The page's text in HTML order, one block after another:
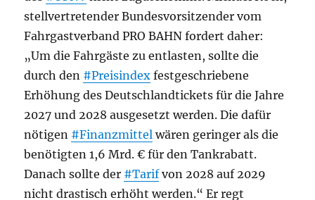
stellvertretender Bundesvorsitzender vom
Fahrgastverband PRO BAHN fordert daher:
„Um die Fahrgäste zu entlasten, sollte die
durch den #Preisindex festgeschriebene
Erhöhung des Deutschlandtickets für die Jahre
2027 und 2028 ausgesetzt werden. Die dafür
nötigen #Finanzmittel wären geringer als die
benötigten 1,6 Mrd. € für den Tankrabatt.
Danach sollte der #Tarifvon 2028 auf 2029
nicht drastisch erhöht werden.“ Er regt